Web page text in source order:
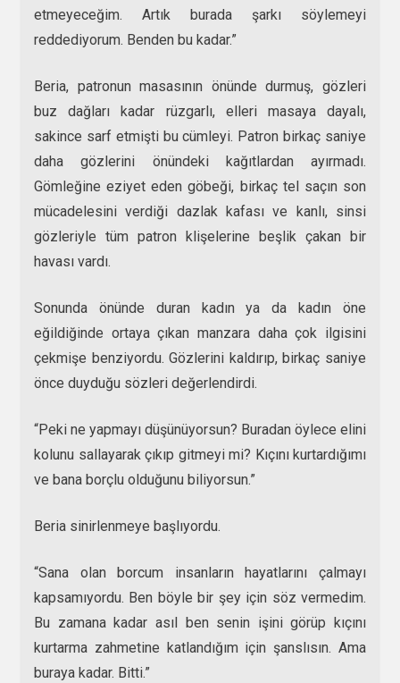
etmeyeceğim. Artık burada şarkı söylemeyi
reddediyorum. Benden bu kadar.”
Beria, patronun masasının önünde durmuş, gözleri
buz dağları kadar rüzgarlı, elleri masaya dayalı,
sakince sarf etmişti bu cümleyi. Patron birkaç saniye
daha gözlerini önündeki kağıtlardan ayırmadı.
Gömleğine eziyet eden göbeği, birkaç tel saçın son
mücadelesini verdiği dazlak kafası ve kanlı, sinsi
gözleriyle tüm patron klişelerine beşlik çakan bir
havası vardı.
Sonunda önünde duran kadın ya da kadın öne
eğildiğinde ortaya çıkan manzara daha çok ilgisini
çekmişe benziyordu. Gözlerini kaldırıp, birkaç saniye
önce duyduğu sözleri değerlendirdi.
“Peki ne yapmayı düşünüyorsun? Buradan öylece elini
kolunu sallayarak çıkıp gitmeyi mi? Kıçını kurtardığımı
ve bana borçlu olduğunu biliyorsun.”
Beria sinirlenmeye başlıyordu.
“Sana olan borcum insanların hayatlarını çalmayı
kapsamıyordu. Ben böyle bir şey için söz vermedim.
Bu zamana kadar asıl ben senin işini görüp kıçını
kurtarma zahmetine katlandığım için şanslısın. Ama
buraya kadar. Bitti.”